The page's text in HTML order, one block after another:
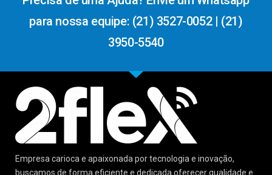
para nossa equipe: (21) 3527-0052 | (21)
3950-5540
Empresa carioca e apaixonada por tecnologia e inovação,
buscamos de forma eficiente e dedicada oferecer qualidade e